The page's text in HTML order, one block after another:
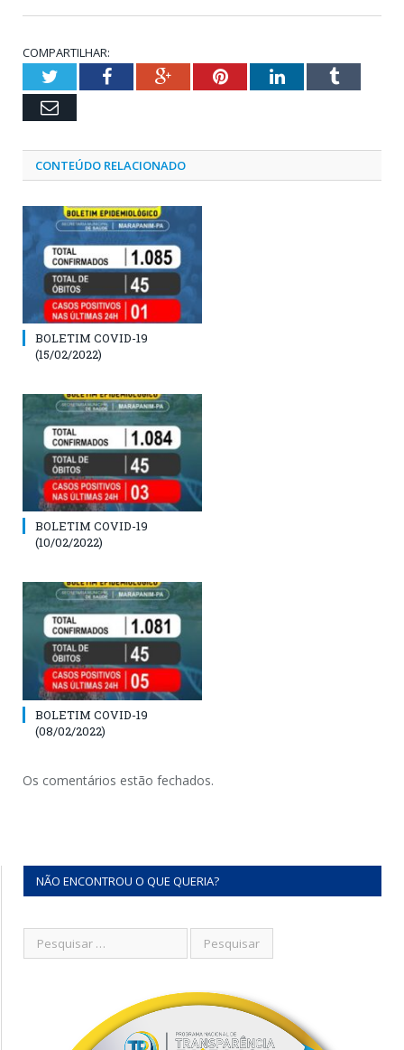
COMPARTILHAR:
TwitterFacebookGoogle+PinterestLinkedInTumblr
Email
CONTEÚDO RELACIONADO
BOLETIM COVID-19
(15/02/2022)
BOLETIM COVID-19
(10/02/2022)
BOLETIM COVID-19
(08/02/2022)
Os comentários estão fechados.
NÃO ENCONTROU O QUE QUERIA?